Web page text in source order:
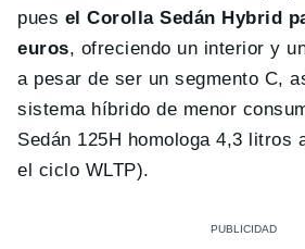
pues el Corolla Sedán Hybrid
euros, ofreciendo un interior y
a pesar de ser un segmento C,
sistema híbrido de menor
Sedán 125H homologa 4,3 litros
el ciclo WLTP).